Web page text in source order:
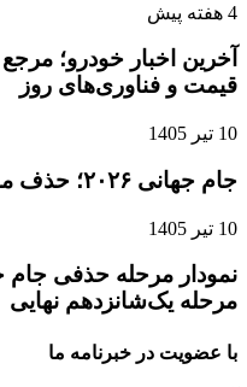
4 هفته پیش
آخرین اخبار خودرو؛
قیمت و فناوری‌های روز
10 تیر 1405
جام جهانی ۲۰۲۶؛ حذف مدعیان و ظهور شگفتی‌ها
10 تیر 1405
مرحله یک‌شانزدهم نهایی
با عضویت در خبرنامه ما